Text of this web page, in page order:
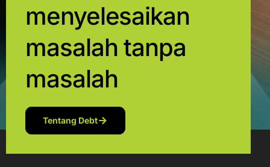
menyelesaikan
masalah tanpa
masalah
Tentang Debt